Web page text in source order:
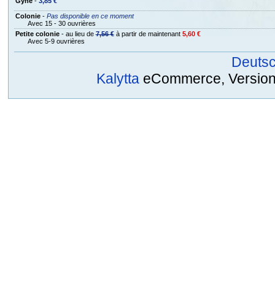
Colonie- Pas disponible en ce moment
Avec 15 - 30 ouvrières
Petite colonie- au lieu de7,56 €à partir de maintenant 5,60 €
Avec 5-9 ouvrières
Kalytta eCommerce,